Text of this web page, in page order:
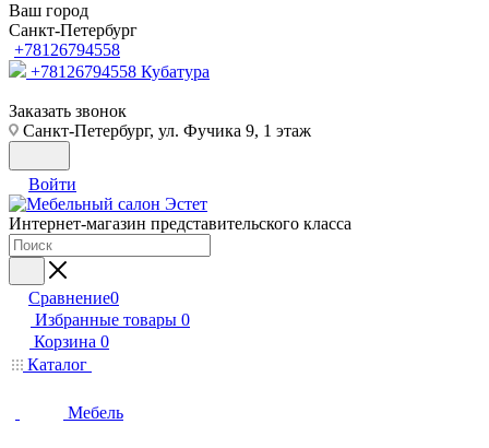
Ваш город
Санкт-Петербург
+78126794558
+78126794558 Кубатура
Заказать звонок
Санкт-Петербург, ул. Фучика 9, 1 этаж
Войти
Интернет-магазин представительского класса
Сравнение0
Избранные товары 0
Корзина 0
Каталог
Мебель